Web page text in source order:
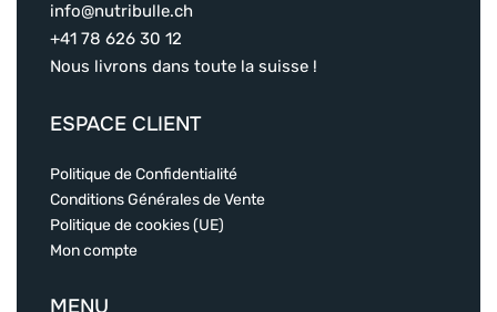
info@nutribulle.ch
+41 78 626 30 12
Nous livrons dans toute la suisse !
ESPACE CLIENT
Politique de Confidentialité
Conditions Générales de Vente
Politique de cookies (UE)
Mon compte
MENU